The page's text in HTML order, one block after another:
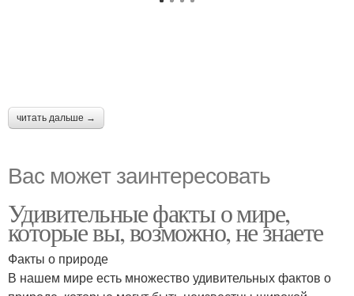
читать дальше →
Вас может заинтересовать
Удивительные факты о мире,
которые вы, возможно, не знаете
Факты о природе
В нашем мире есть множество удивительных фактов о